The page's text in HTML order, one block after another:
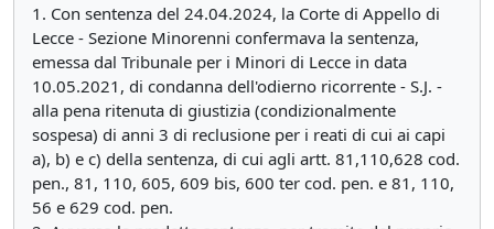
1. Con sentenza del 24.04.2024, la Corte di Appello di
Lecce - Sezione Minorenni confermava la sentenza,
emessa dal Tribunale per i Minori di Lecce in data
10.05.2021, di condanna dell'odierno ricorrente - S.J. -
alla pena ritenuta di giustizia (condizionalmente
sospesa) di anni 3 di reclusione per i reati di cui ai capi
a), b) e c) della sentenza, di cui agli artt. 81,110,628 cod.
pen., 81, 110, 605, 609 bis, 600 ter cod. pen. e 81, 110,
56 e 629 cod. pen.